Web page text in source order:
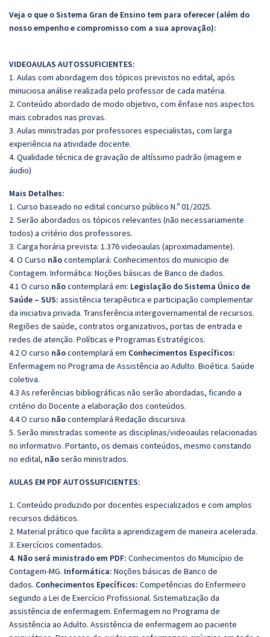
Veja o que o Sistema Gran de Ensino tem para oferecer (além do
nosso empenho e compromisso com a sua aprovação):
VIDEOAULAS AUTOSSUFICIENTES:
1. Aulas com abordagem dos tópicos previstos no edital, após
minuciosa análise realizada pelo professor de cada matéria.
2. Conteúdo abordado de modo objetivo, com ênfase nos aspectos
mais cobrados nas provas.
3. Aulas ministradas por professores especialistas, com larga
experiência na atividade docente.
4. Qualidade técnica de gravação de altíssimo padrão (imagem e
áudio)
Mais Detalhes:
1. Curso baseado no edital concurso público N.º 01/2025.
2. Serão abordados os tópicos relevantes (não necessariamente
todos) a critério dos professores.
3. Carga horária prevista: 1.376 videoaulas (aproximadamente).
4. O Curso nãocontemplará: Conhecimentos do municipio de
Contagem. Informática: Noções básicas de Banco de dados.
4.1 O curso nãocontemplará em: Legislação do Sistema Único de
Saúde – SUS: assistência terapêutica e participação complementar
da iniciativa privada. Transferência intergovernamental de recursos.
Regiões de saúde, contratos organizativos, portas de entrada e
redes de atenção. Políticas e Programas Estratégicos.
4.2 O curso nãocontemplará em Conhecimentos Específicos:
Enfermagem no Programa de Assistência ao Adulto. Bioética. Saúde
coletiva.
4.3 As referências bibliográficas não serão abordadas, ficando a
critério do Docente a elaboração dos conteúdos.
4.4 O curso nãocontemplará Redação discursiva.
5. Serão ministradas somente as disciplinas/videoaulas relacionadas
no informativo. Portanto, os demais conteúdos, mesmo constando
no edital, nãoserão ministrados.
AULAS EM PDF AUTOSSUFICIENTES:
1. Conteúdo produzido por docentes especializados e com amplos
recursos didáticos.
2. Material prático que facilita a aprendizagem de maneira acelerada.
3. Exercícios comentados.
4. Não será ministrado em PDF: Conhecimentos do Município de
Contagem-MG. Informática: Noções básicas de Banco de
dados. Conhecimentos Epecíficos: Competências do Enfermeiro
segundo a Lei de Exercício Profissional. Sistematização da
assistência de enfermagem. Enfermagem no Programa de
Assistência ao Adulto. Assistência de enfermagem ao paciente